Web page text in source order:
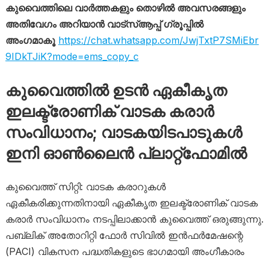
കുവൈത്തിലെ വാർത്തകളും തൊഴിൽ അവസരങ്ങളും
അതിവേഗം അറിയാൻ വാട്സ്ആപ്പ് ഗ്രൂപ്പിൽ
അംഗമാകൂ https://chat.whatsapp.com/JwjTxtP7SMiEbr
9IDkTJiK?mode=ems_copy_c
കുവൈത്തിൽ ഉടൻ ഏകീകൃത
ഇലക്ട്രോണിക് വാടക കരാർ
സംവിധാനം; വാടകയിടപാടുകൾ
ഇനി ഓൺലൈൻ പ്ലാറ്റ്‌ഫോമിൽ
കുവൈത്ത് സിറ്റി: വാടക കരാറുകൾ
ഏകീകരിക്കുന്നതിനായി ഏകീകൃത ഇലക്ട്രോണിക് വാടക
കരാർ സംവിധാനം നടപ്പിലാക്കാൻ കുവൈത്ത് ഒരുങ്ങുന്നു.
പബ്ലിക് അതോറിറ്റി ഫോർ സിവിൽ ഇൻഫർമേഷന്റെ
(PACI) വികസന പദ്ധതികളുടെ ഭാഗമായി അംഗീകാരം